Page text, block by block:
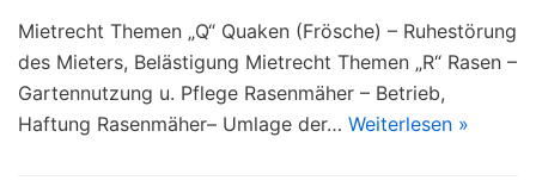
Mietrecht Themen „Q“ Quaken (Frösche) – Ruhestörung
des Mieters, Belästigung Mietrecht Themen „R“ Rasen –
Gartennutzung u. Pflege Rasenmäher – Betrieb,
Haftung Rasenmäher– Umlage der… Weiterlesen »